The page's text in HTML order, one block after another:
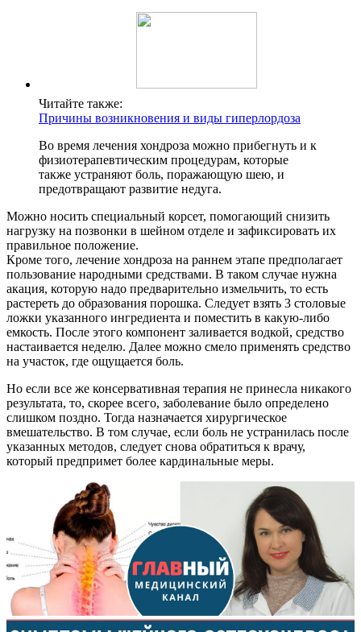
Читайте также:
Причины возникновения и виды гиперлордоза
Во время лечения хондроза можно прибегнуть и к
физиотерапевтическим процедурам, которые
также устраняют боль, поражающую шею, и
предотвращают развитие недуга.
Можно носить специальный корсет, помогающий снизить
нагрузку на позвонки в шейном отделе и зафиксировать их
правильное положение.
Кроме того, лечение хондроза на раннем этапе предполагает
пользование народными средствами. В таком случае нужна
акация, которую надо предварительно измельчить, то есть
растереть до образования порошка. Следует взять 3 столовые
ложки указанного ингредиента и поместить в какую-либо
емкость. После этого компонент заливается водкой, средство
настаивается неделю. Далее можно смело применять средство
на участок, где ощущается боль.
Но если все же консервативная терапия не принесла никакого
результата, то, скорее всего, заболевание было определено
слишком поздно. Тогда назначается хирургическое
вмешательство. В том случае, если боль не устранилась после
указанных методов, следует снова обратиться к врачу,
который предпримет более кардинальные меры.